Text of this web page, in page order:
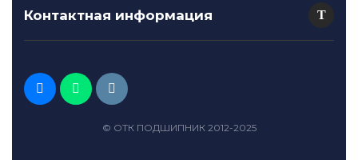
Контактная информация
© ОТК ПОДШИПНИК 2012-2025